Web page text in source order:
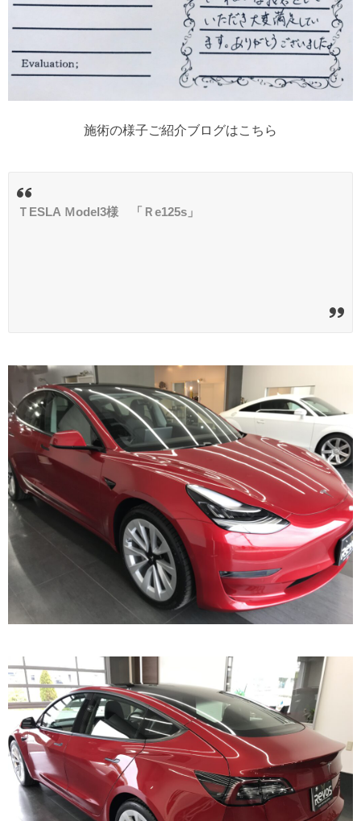
施術の様子ご紹介ブログはこちら
ＴESLA Ｍodel3様 「Ｒe125s」